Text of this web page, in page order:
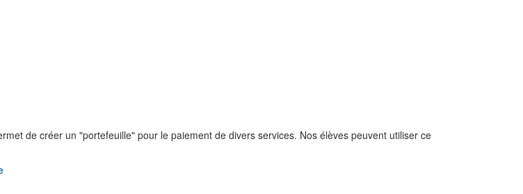
de créer un "portefeuille" pour le paiement de divers services. Nos élèves peuvent utiliser ce